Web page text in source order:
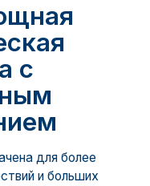
с
для более
и больших